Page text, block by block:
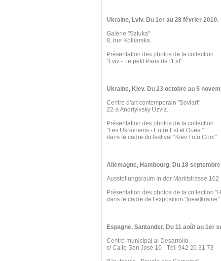
Ukraine, Lviv. Du 1er au 28 février 2010.
Galerie "Sztuka"
8, rue Kotliarska.
Présentation des photos de la collection
"Lviv - Le petit Paris de l'Est".
Ukraine, Kiev. Du 23 octobre au 5
Centre d'art contemporain "Soviart"
22-a Andriyivsky Uzviz.
Présentation des photos de la collection
"Les Ukrainiens - Entre Est et Ouest"
dans le cadre du festival "Kiev Foto Com".
Allemagne, Hambourg. Du 18
Ausstellungsraum in der Marktstrasse 102
Présentation des photos de la collection
dans le cadre de l'exposition "[new]kraine".
Espagne, Santander. Du 11 août au 1er
Centre municipal al Desarrollo.
c/ Calle San José 10 - Tél. 942 20 31 73